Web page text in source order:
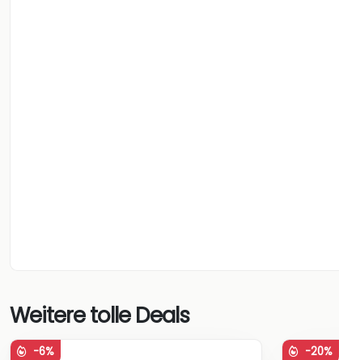
Weitere tolle Deals
-6% -20%